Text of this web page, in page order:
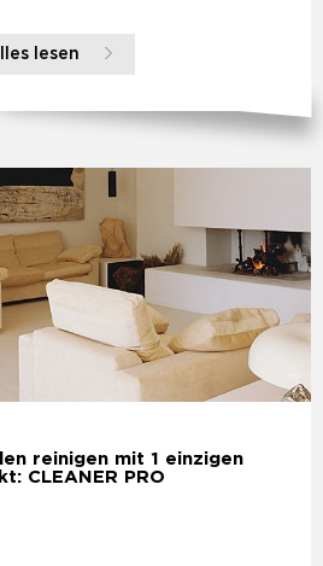
lesen
reinigen mit 1 einzigen
CLEANER PRO